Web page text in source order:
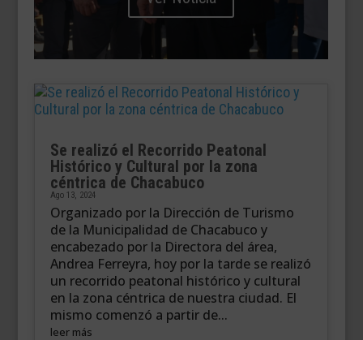
Se realizó el Recorrido Peatonal
Histórico y Cultural por la zona
céntrica de Chacabuco
Ago 13, 2024
Organizado por la Dirección de Turismo
de la Municipalidad de Chacabuco y
encabezado por la Directora del área,
Andrea Ferreyra, hoy por la tarde se realizó
un recorrido peatonal histórico y cultural
en la zona céntrica de nuestra ciudad. El
mismo comenzó a partir de...
leer más